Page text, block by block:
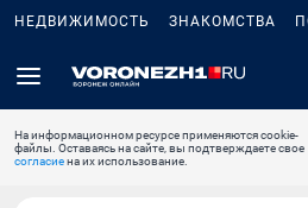
НЕДВИЖИМОСТЬ ЗНАКОМСТВА
На информационном ресурсе применяются cookie-
файлы. Оставаясь на сайте, вы подтверждаете свое
согласиена их использование.